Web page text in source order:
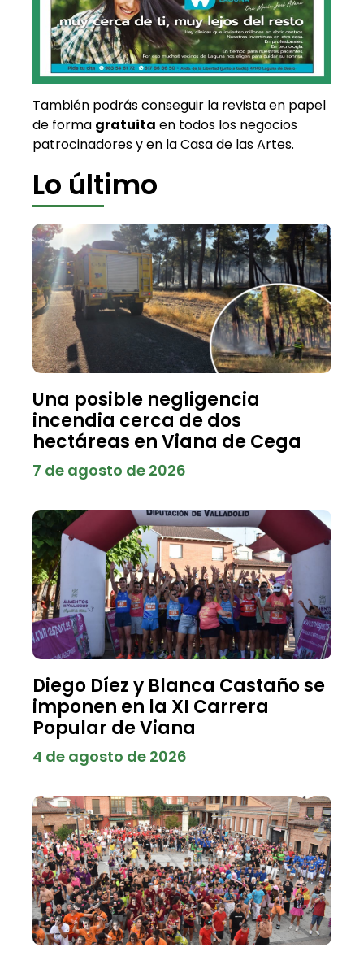
También podrás conseguir la revista en papel
de forma gratuita en todos los negocios
patrocinadores y en la Casa de las Artes.
Lo último
Una posible negligencia
incendia cerca de dos
hectáreas en Viana de Cega
7 de agosto de 2026
Diego Díez y Blanca Castaño se
imponen en la XI Carrera
Popular de Viana
4 de agosto de 2026